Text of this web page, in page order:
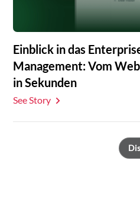
Einblick in das
Management: Vom
in Sekunden
See Story